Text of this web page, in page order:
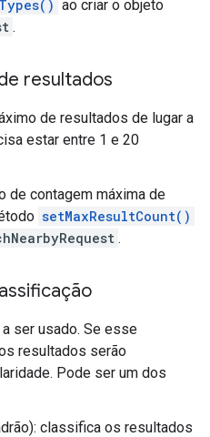
ao criar o objeto
.
resultados
de resultados de lugar a
estar entre 1 e 20
de contagem máxima de
setMaxResultCount()
.
ser usado. Se esse
resultados serão
Pode ser um dos
classifica os resultados